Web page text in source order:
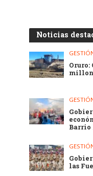
Noticias
Oruro:
Barrio
las